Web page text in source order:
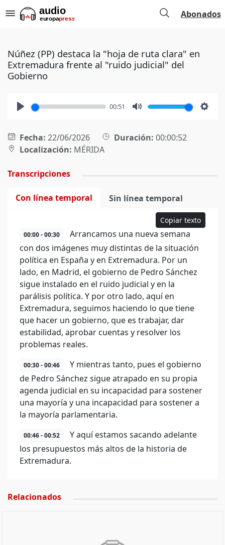
Abonados
Núñez (PP) destaca la "hoja de ruta clara" en
Extremadura frente al "ruido judicial" del
Gobierno
00:51
Fecha: 22/06/2026 Duración: 00:00:52
Localización: MÉRIDA
Transcripciones
Con línea temporal Sin línea temporal
Copiar texto
00:00 - 00:30
Arrancamos una nueva semana
con dos imágenes muy distintas de la situación
política en España y en Extremadura. Por un
lado, en Madrid, el gobierno de Pedro Sánchez
sigue instalado en el ruido judicial y en la
parálisis política. Y por otro lado, aquí en
Extremadura, seguimos haciendo lo que tiene
que hacer un gobierno, que es trabajar, dar
estabilidad, aprobar cuentas y resolver los
problemas reales.
00:30 - 00:46
Y mientras tanto, pues el gobierno
de Pedro Sánchez sigue atrapado en su propia
agenda judicial en su incapacidad para sostener
una mayoría y una incapacidad para sostener a
la mayoría parlamentaria.
00:46 - 00:52
Y aquí estamos sacando adelante
los presupuestos más altos de la historia de
Extremadura.
Relacionados